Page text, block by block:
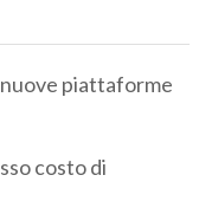
piattaforme
costo di